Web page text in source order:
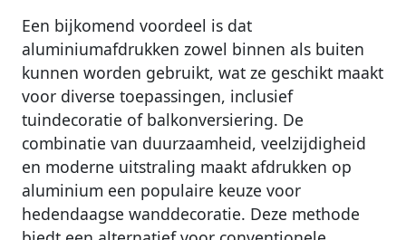
Een bijkomend voordeel is dat
aluminiumafdrukken zowel binnen als buiten
kunnen worden gebruikt, wat ze geschikt maakt
voor diverse toepassingen, inclusief
tuindecoratie of balkonversiering. De
combinatie van duurzaamheid, veelzijdigheid
en moderne uitstraling maakt afdrukken op
aluminium een populaire keuze voor
hedendaagse wanddecoratie. Deze methode